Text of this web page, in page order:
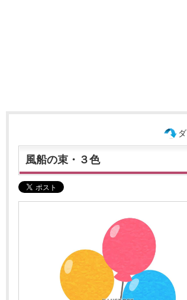
風船の束・３色